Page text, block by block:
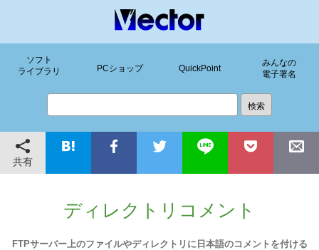
ソフト
ライブラリ
PCショップ QuickPoint
みんなの
電子署名
共有
ディレクトリコメント
FTPサーバー上のファイルやディレクトリに日本語のコメントを付ける